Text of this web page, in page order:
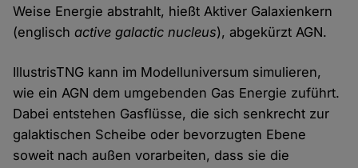
Weise Energie abstrahlt, hießt Aktiver Galaxienkern
(englischactive galactic nucleus), abgekürzt AGN.
IllustrisTNG kann im Modelluniversum simulieren,
wie ein AGN dem umgebenden Gas Energie zuführt.
Dabei entstehen Gasflüsse, die sich senkrecht zur
galaktischen Scheibe oder bevorzugten Ebene
soweit nach außen vorarbeiten, dass sie die